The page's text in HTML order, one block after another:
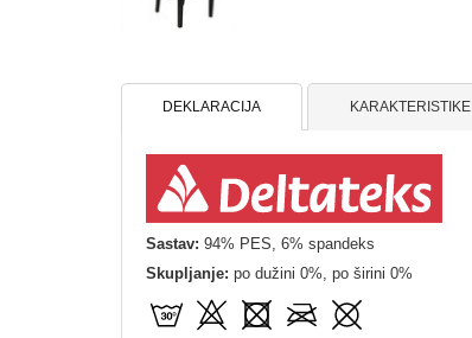
DEKLARACIJA KARAKTERISTIKE
Sastav: 94% PES, 6% spandeks
Skupljanje: po dužini 0%, po širini 0%